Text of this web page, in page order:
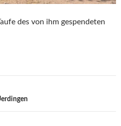
des von ihm gespendeten